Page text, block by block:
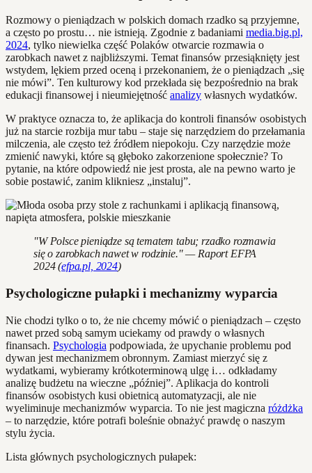
Rozmowy o pieniądzach w polskich domach rzadko są przyjemne,
a często po prostu… nie istnieją. Zgodnie z badaniami media.big.pl,
2024, tylko niewielka część Polaków otwarcie rozmawia o
zarobkach nawet z najbliższymi. Temat finansów przesiąknięty jest
wstydem, lękiem przed oceną i przekonaniem, że o pieniądzach „się
nie mówi”. Ten kulturowy kod przekłada się bezpośrednio na brak
edukacji finansowej i nieumiejętność analizy własnych wydatków.
W praktyce oznacza to, że aplikacja do kontroli finansów osobistych
już na starcie rozbija mur tabu – staje się narzędziem do przełamania
milczenia, ale często też źródłem niepokoju. Czy narzędzie może
zmienić nawyki, które są głęboko zakorzenione społecznie? To
pytanie, na które odpowiedź nie jest prosta, ale na pewno warto je
sobie postawić, zanim klikniesz „instaluj”.
"W Polsce pieniądze są tematem tabu; rzadko rozmawia
się o zarobkach nawet w rodzinie." — Raport EFPA
2024 (efpa.pl, 2024)
Psychologiczne pułapki i mechanizmy wyparcia
Nie chodzi tylko o to, że nie chcemy mówić o pieniądzach – często
nawet przed sobą samym uciekamy od prawdy o własnych
finansach. Psychologia podpowiada, że upychanie problemu pod
dywan jest mechanizmem obronnym. Zamiast mierzyć się z
wydatkami, wybieramy krótkoterminową ulgę i… odkładamy
analizę budżetu na wieczne „później”. Aplikacja do kontroli
finansów osobistych kusi obietnicą automatyzacji, ale nie
wyeliminuje mechanizmów wyparcia. To nie jest magiczna różdżka
– to narzędzie, które potrafi boleśnie obnażyć prawdę o naszym
stylu życia.
Lista głównych psychologicznych pułapek: